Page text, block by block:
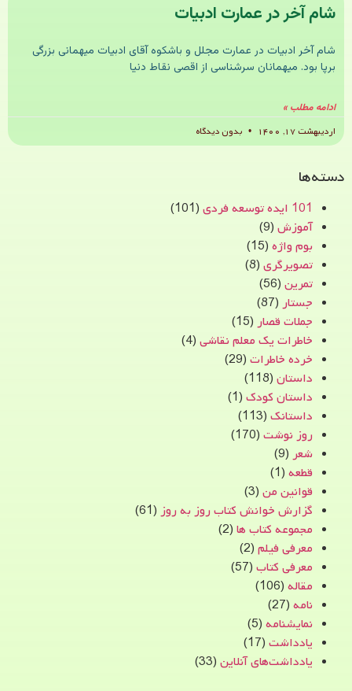
شام آخر در عمارت ادبیات
شام آخر ادبیات در عمارت مجلل و باشکوه آقای ادبیات میهمانی بزرگی
برپا بود. میهمانان سرشناسی از اقصی نقاط دنیا
ادامه مطلب »
اردیبهشت ۱۷, ۱۴۰۰
بدون دیدگاه
دسته‌ها
101 ایده توسعه فردی
(101)
آموزش (9)
بوم واژه (15)
تصویرگری (8)
تمرین (56)
جستار (87)
جملات قصار (15)
خاطرات یک معلم نقاشی (4)
خرده خاطرات (29)
داستان (118)
داستان کودک (1)
داستانک (113)
روز نوشت (170)
شعر (9)
قطعه (1)
قوانین من (3)
گزارش خوانش کتاب روز به روز (61)
مجموعه کتاب ها (2)
معرفی فیلم (2)
معرفی کتاب (57)
مقاله (106)
نامه (27)
نمایشنامه (5)
یادداشت (17)
یادداشت‌های آنلاین (33)